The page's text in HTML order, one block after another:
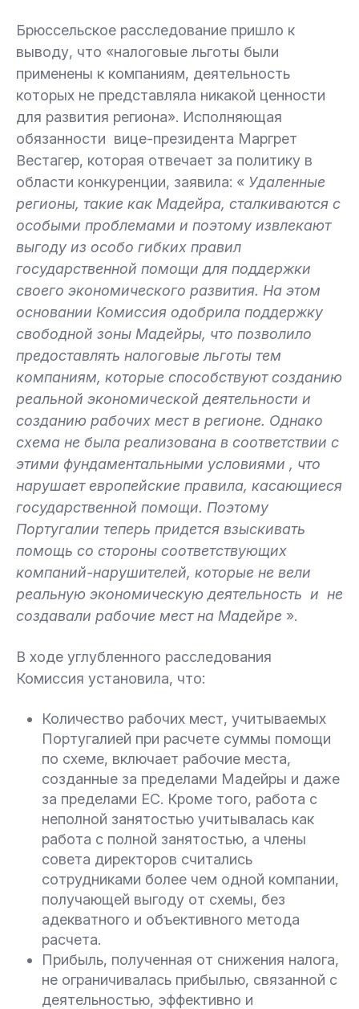
Брюссельское расследование пришло к
выводу, что «налоговые льготы были
применены к компаниям, деятельность
которых не представляла никакой ценности
для развития региона». Исполняющая
обязанности вице-президента Маргрет
Вестагер, которая отвечает за политику в
области конкуренции, заявила: « Удаленные
регионы, такие как Мадейра, сталкиваются с
особыми проблемами и поэтому извлекают
выгоду из особо гибких правил
государственной помощи для поддержки
своего экономического развития. На этом
основании Комиссия одобрила поддержку
свободной зоны Мадейры, что позволило
предоставлять налоговые льготы тем
компаниям, которые способствуют созданию
реальной экономической деятельности и
созданию рабочих мест в регионе. Однако
схема не была реализована в соответствии с
этими фундаментальными условиями , что
нарушает европейские правила, касающиеся
государственной помощи. Поэтому
Португалии теперь придется взыскивать
помощь со стороны соответствующих
компаний-нарушителей, которые не вели
реальную экономическую деятельность и не
создавали рабочие мест на Мадейре ».
В ходе углубленного расследования
Комиссия установила, что:
Количество рабочих мест, учитываемых
Португалией при расчете суммы помощи
по схеме, включает рабочие места,
созданные за пределами Мадейры и даже
за пределами ЕС. Кроме того, работа с
неполной занятостью учитывалась как
работа с полной занятостью, а члены
совета директоров считались
сотрудниками более чем одной компании,
получающей выгоду от схемы, без
адекватного и объективного метода
расчета.
Прибыль, полученная от снижения налога,
не ограничивалась прибылью, связанной с
деятельностью, эффективно и